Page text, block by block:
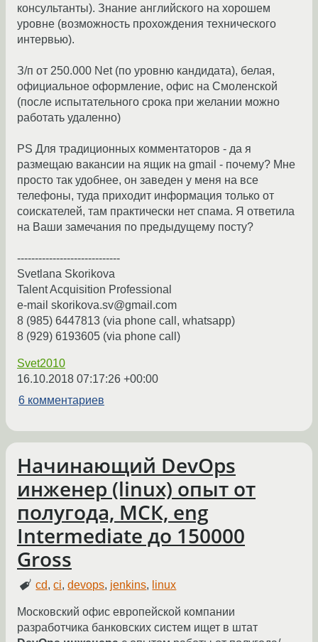
консультанты). Знание английского на хорошем
уровне (возможность прохождения технического
интервью).
З/п от 250.000 Net (по уровню кандидата), белая,
официальное оформление, офис на Смоленской
(после испытательного срока при желании можно
работать удаленно)
PS Для традиционных комментаторов - да я
размещаю вакансии на ящик на gmail - почему? Мне
просто так удобнее, он заведен у меня на все
телефоны, туда приходит информация только от
соискателей, там практически нет спама. Я ответила
на Ваши замечания по предыдущему посту?
-----------------------------
Svetlana Skorikova
Talent Acquisition Professional
e-mail skorikova.sv@gmail.com
8 (985) 6447813 (via phone call, whatsapp)
8 (929) 6193605 (via phone call)
Svet2010
16.10.2018 07:17:26 +00:00
6 комментариев
Начинающий DevOps
инженер (linux) опыт от
полугода, МСК, eng
Intermediate до 150000
Gross
cd,ci,devops, jenkins, linux
Московский офис европейской компании
разработчика банковских систем ищет в штат